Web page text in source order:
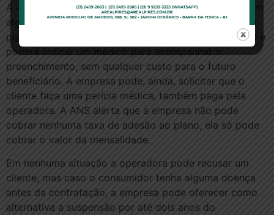
A ANS alerta que o contratante deve comunicar se tem
algum problema de saúde à operadora ao aderir a um
plano. A empresa fornecerá uma declaração de saúde e
poderá indicar um médico para acompanhar o
preenchimento, sem qualquer custo para o futuro
beneficiário. A empresa pode, ainda, solicitar que o
cliente faça uma perícia médica, também paga pela
operadora. A ANS alerta que a empresa não pode
cobrar nenhuma taxa de adesão ao plano, ela só pode
cobrar o valor da mensalidade.
Em nenhuma situação a operadora pode recusar um
cliente, mas caso o consumidor tenha alguma doença
antes da contratação, a empresa pode oferecer como
alternativa a suspensão por até dois anos do